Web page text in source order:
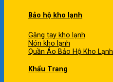
Bảo hộ kho lạnh
Găng tay kho lạnh
Nón kho lạnh
Quần Áo Bảo Hộ Kho Lạnh
Khẩu Trang